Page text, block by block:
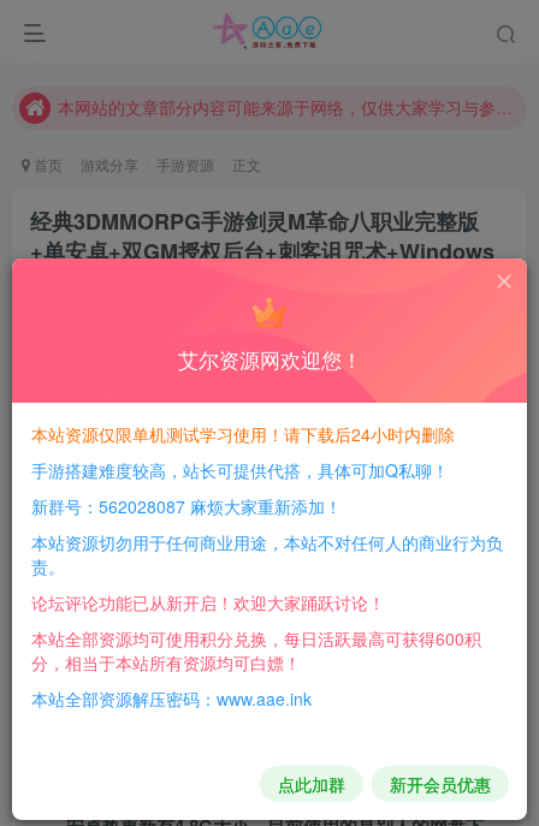
请勿相信任何评论区广告！以免上当受骗！
本站评论功能已从新开启！欢迎大家踊跃讨论！（用户每日活跃可得积分数量增加至600，加速获得更多免费资源！）
现在赞助会员享受专属折扣，详情点击此条公告。
首页 游戏分享 手游资源 正文
经典3DMMORPG手游剑灵M革命八职业完整版
+单安卓+双GM授权后台+刺客诅咒术+Windows
62
每日活跃最高可获得600积分！所有资源可以使用
积分免费兑换！
游戏介绍：
载重装APP才显示），热更新下载完自动解压后要重启一下
app。
游戏会久了出现错误日志文件：
艾尔资源网欢迎您！
本站资源仅限单机测试学习使用！请下载后24小时内删除
手游搭建难度较高，站长可提供代搭，具体可加Q私聊！
新群号：562028087 麻烦大家重新添加！
本站资源切勿用于任何商业用途，本站不对任何人的商业行为负
责。
论坛评论功能已从新开启！欢迎大家踊跃讨论！
本站全部资源均可使用积分兑换，每日活跃最高可获得600积
分，相当于本站所有资源均可白嫖！
本站全部资源解压密码：www.aae.ink
点此加群 新开会员优惠